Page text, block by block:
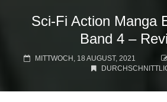
Sci-Fi Action Manga
Band 4 –
MITTWOCH, 18 AUGUST, 2021